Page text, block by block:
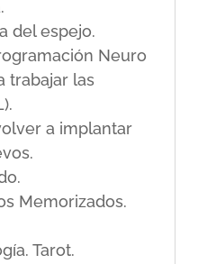
del espejo.
Neuro
trabajar las
a implantar
Memorizados.
Tarot.